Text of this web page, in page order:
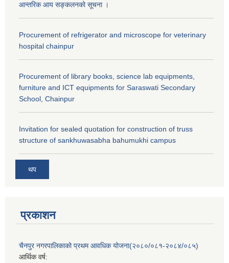
आन्तरिक आय सङ्कलनको सूचना ।
Procurement of refrigerator and microscope for veterinary
hospital chainpur
Procurement of library books, science lab equipments,
furniture and ICT equipments for Saraswati Secondary
School, Chainpur
Invitation for sealed quotation for construction of truss
structure of sankhuwasabha bahumukhi campus
थप
प्रकाशन
चैनपुर नगरपालिकाको प्रथम आवधिक योजना(२०८०/०८१-२०८४/०८५)
आर्थिक वर्ष: